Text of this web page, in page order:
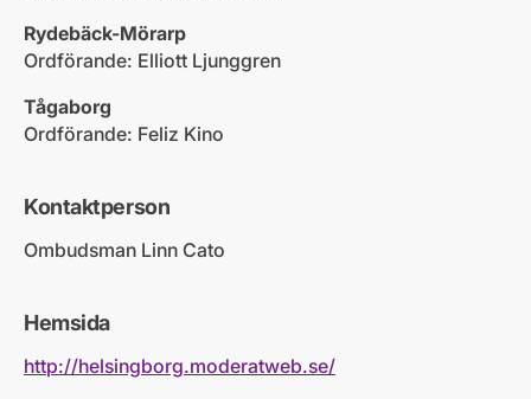
Rydebäck-Mörarp
Ordförande: Elliott Ljunggren
Tågaborg
Ordförande: Feliz Kino
Kontaktperson
Ombudsman Linn Cato
Hemsida
http://helsingborg.moderatweb.se/